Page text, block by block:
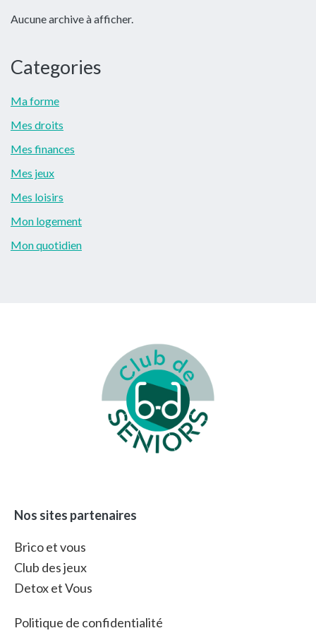
principale
Aucune archive à afficher.
Categories
Ma forme
Mes droits
Mes finances
Mes jeux
Mes loisirs
Mon logement
Mon quotidien
Nos sites partenaires
Brico et vous
Club des jeux
Detox et Vous
Politique de confidentialité